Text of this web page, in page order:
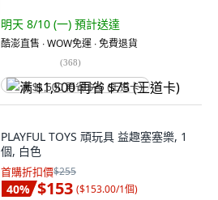
明天 8/10 (一) 預計送達
酷澎直售 ∙ WOW免運 ∙ 免費退貨
(368)
满 $1,500 再省 $75 (王道卡)
PLAYFUL TOYS 頑玩具 益趣塞塞樂, 1
個, 白色
首購折扣價$255
40% $153 ($153.00/1個)